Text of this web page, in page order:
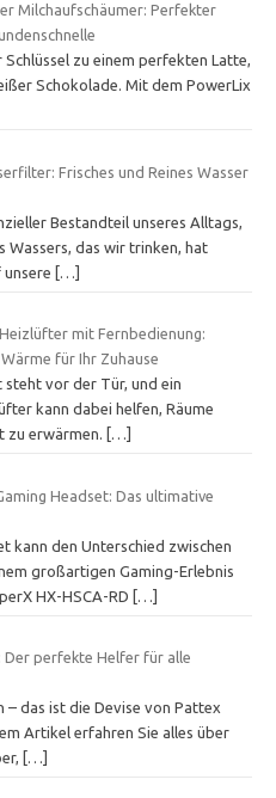
Milchaufschäumer: Perfekter
Schlüssel zu einem perfekten Latte,
Schokolade. Mit dem PowerLix
Frisches und Reines Wasser
Bestandteil unseres Alltags,
Wassers, das wir trinken, hat
[…]
mit Fernbedienung:
für Ihr Zuhause
steht vor der Tür, und ein
kann dabei helfen, Räume
zu erwärmen.
[…]
Headset: Das ultimative
kann den Unterschied zwischen
großartigen Gaming-Erlebnis
HX-HSCA-RD […]
perfekte Helfer für alle
– das ist die Devise von Pattex
Artikel erfahren Sie alles über
[…]